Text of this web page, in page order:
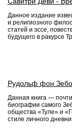
Данное издание
и религиозного
статей и эссе,
будущего в ракурсе
Рудольф фон
Данная книга —
биографии самого
общества «Туле» и
стиле личного